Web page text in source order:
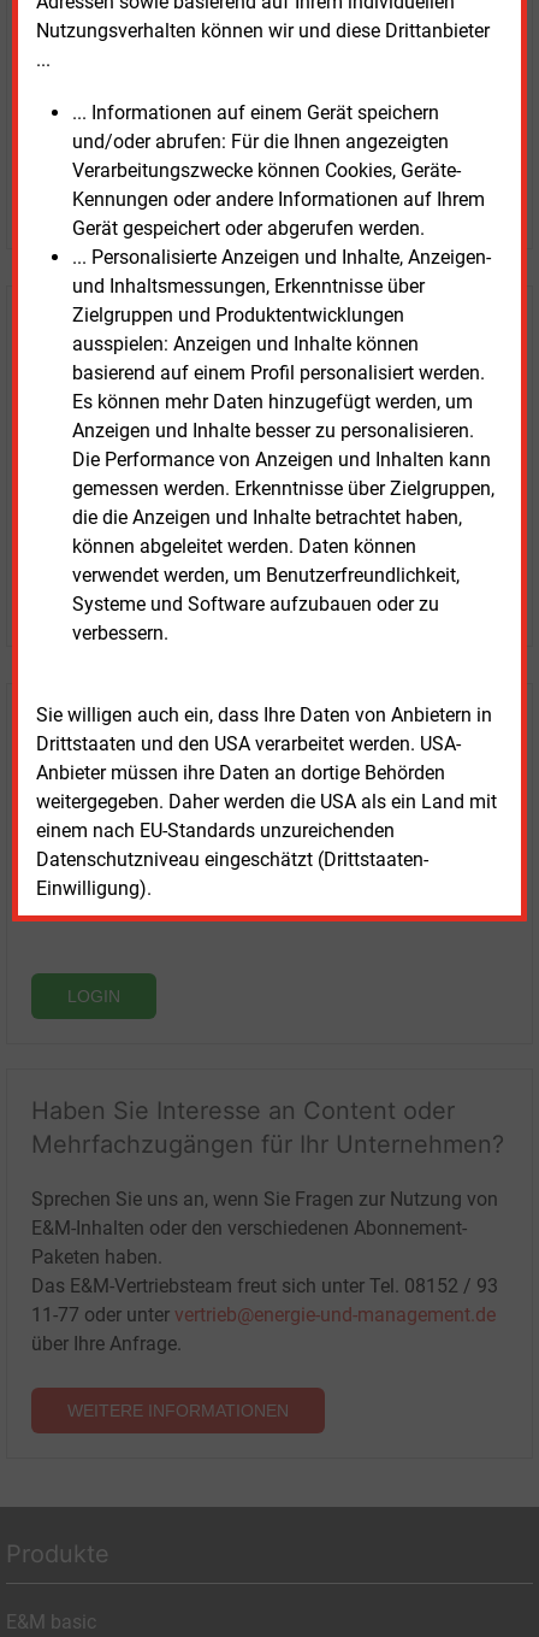
Nutzungsverhalten können wir und diese Drittanbieter
...
... Informationen auf einem Gerät speichern
und/oder abrufen: Für die Ihnen angezeigten
Verarbeitungszwecke können Cookies, Geräte-
Kennungen oder andere Informationen auf Ihrem
Gerät gespeichert oder abgerufen werden.
... Personalisierte Anzeigen und Inhalte, Anzeigen-
und Inhaltsmessungen, Erkenntnisse über
Zielgruppen und Produktentwicklungen
ausspielen: Anzeigen und Inhalte können
basierend auf einem Profil personalisiert werden.
Es können mehr Daten hinzugefügt werden, um
Anzeigen und Inhalte besser zu personalisieren.
Die Performance von Anzeigen und Inhalten kann
gemessen werden. Erkenntnisse über Zielgruppen,
die die Anzeigen und Inhalte betrachtet haben,
können abgeleitet werden. Daten können
verwendet werden, um Benutzerfreundlichkeit,
Systeme und Software aufzubauen oder zu
verbessern.
Sie willigen auch ein, dass Ihre Daten von Anbietern in
Drittstaaten und den USA verarbeitet werden. USA-
Anbieter müssen ihre Daten an dortige Behörden
weitergegeben. Daher werden die USA als ein Land mit
einem nach EU-Standards unzureichenden
Datenschutzniveau eingeschätzt (Drittstaaten-
Einwilligung).
nur € 2.98
JETZT ARTIKEL KAUFEN
Testen SieE&M
kostenlos und
unverbindlich
Zwei Wochen kostenfreier Zugang
Zugang auf stündlich aktualisierte Nachrichten mit
Prognose- und Marktdaten
+ einmal täglich E&M daily
+ zwei Ausgaben der Zeitung E&M
ohne automatische Verlängerung
JETZT KOSTENLOS TESTEN
Login für Kunden
LOGIN
Haben Sie Interesse an Content oder
Mehrfachzugängen für Ihr Unternehmen?
Sprechen Sie uns an, wenn Sie Fragen zur Nutzung von
E&M-Inhalten oder den verschiedenen Abonnement-
Paketen haben.
Das E&M-Vertriebsteam freut sich unter Tel. 08152 / 93
11-77 oder unter vertrieb@energie-und-management.de
über Ihre Anfrage.
WEITERE INFORMATIONEN
Produkte
E&M basic